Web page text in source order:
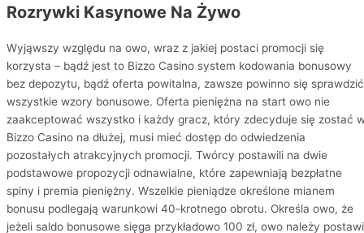
Rozrywki Kasynowe Na Żywo
Wyjąwszy względu na owo, wraz z jakiej postaci promocji się
korzysta – bądź jest to Bizzo Casino system kodowania bonusowy
bez depozytu, bądź oferta powitalna, zawsze powinno się sprawdzić
wszystkie wzory bonusowe. Oferta pieniężna na start owo nie
zaakceptować wszystko i każdy gracz, który zdecyduje się zostać
Bizzo Casino na dłużej, musi mieć dostęp do odwiedzenia
pozostałych atrakcyjnych promocji. Twórcy postawili na dwie
podstawowe propozycji odnawialne, które zapewniają bezpłatne
spiny i premia pieniężny. Wszelkie pieniądze określone mianem
bonusu podlegają warunkowi 40-krotnego obrotu. Określa owo, że
jeżeli saldo bonusowe sięga przykładowo 100 zł, owo należy